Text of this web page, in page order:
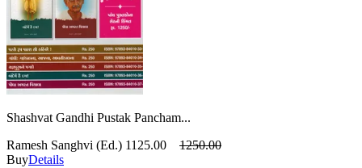
Shashvat Gandhi Pustak Pancham...
Ramesh Sanghvi (Ed.) 1125.00
1250.00
BuyDetails